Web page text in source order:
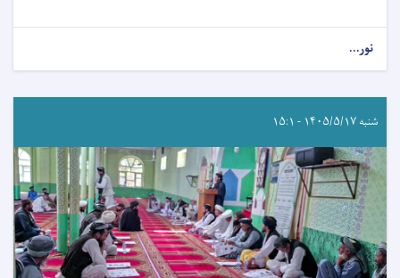
نور...
شنبه ۱۴۰۵/۵/۱۷ - ۱۵:۱